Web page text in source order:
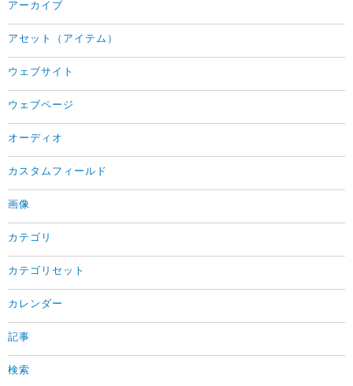
アーカイブ
アセット（アイテム）
ウェブサイト
ウェブページ
オーディオ
カスタムフィールド
画像
カテゴリ
カテゴリセット
カレンダー
記事
検索